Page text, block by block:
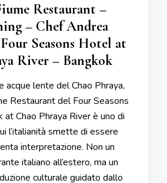
Restaurant –
– Chef Andrea
Seasons Hotel at
River – Bangkok
acque lente del Chao Phraya,
Restaurant del Four Seasons
Chao Phraya River è uno di
l’italianità smette di essere
interpretazione. Non un
italiano all’estero, ma un
culturale guidato dallo